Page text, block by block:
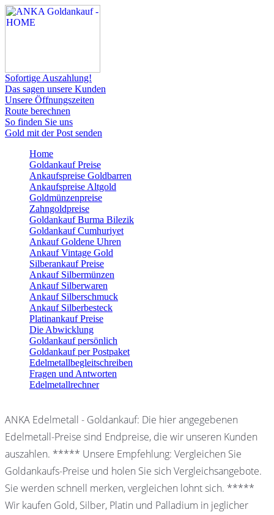
Sofortige Auszahlung!
Das sagen unsere Kunden
Unsere Öffnungszeiten
Route berechnen
So finden Sie uns
Gold mit der Post senden
Home
Goldankauf Preise
Ankaufspreise Goldbarren
Ankaufspreise Altgold
Goldmünzenpreise
Zahngoldpreise
Goldankauf Burma Bilezik
Goldankauf Cumhuriyet
Ankauf Goldene Uhren
Ankauf Vintage Gold
Silberankauf Preise
Ankauf Silbermünzen
Ankauf Silberwaren
Ankauf Silberschmuck
Ankauf Silberbesteck
Platinankauf Preise
Die Abwicklung
Goldankauf persönlich
Goldankauf per Postpaket
Edelmetallbegleitschreiben
Fragen und Antworten
Edelmetallrechner
ANKA Edelmetall - Goldankauf: Die hier angegebenen
Edelmetall-Preise sind Endpreise, die wir unseren Kunden
auszahlen. ***** Unsere Empfehlung: Vergleichen Sie
Goldankaufs-Preise und holen Sie sich Vergleichsangebote.
Sie werden schnell merken, vergleichen lohnt sich. *****
Wir kaufen Gold, Silber, Platin und Palladium in jeglicher